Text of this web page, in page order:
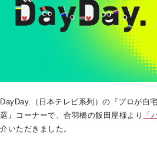
DayDay.（日本テレビ系列）の『プロが自
選』コーナーで、合羽橋の飯田屋様より
「
介いただきました。